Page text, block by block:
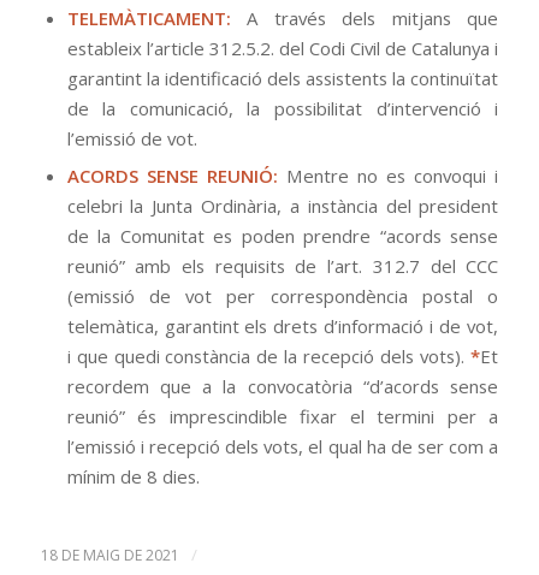
TELEMÀTICAMENT: A través dels mitjans que
estableix l’article 312.5.2. del Codi Civil de Catalunya i
garantint la identificació dels assistents la continuïtat
de la comunicació, la possibilitat d’intervenció i
l’emissió de vot.
ACORDS SENSE REUNIÓ: Mentre no es convoqui i
celebri la Junta Ordinària, a instància del president
de la Comunitat es poden prendre “acords sense
reunió” amb els requisits de l’art. 312.7 del CCC
(emissió de vot per correspondència postal o
telemàtica, garantint els drets d’informació i de vot,
i que quedi constància de la recepció dels vots).*Et
recordem que a la convocatòria “d’acords sense
reunió” és imprescindible fixar el termini per a
l’emissió i recepció dels vots, el qual ha de ser com a
mínim de 8 dies.
18 DE MAIG DE 2021 /